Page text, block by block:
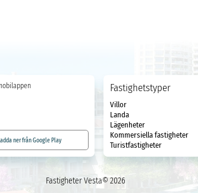
ner från Google Play
Fastighetstyper
Villor
Landa
Lägenheter
Kommersiella fastigheter
Turistfastigheter
Fastigheter Vesta© 2026